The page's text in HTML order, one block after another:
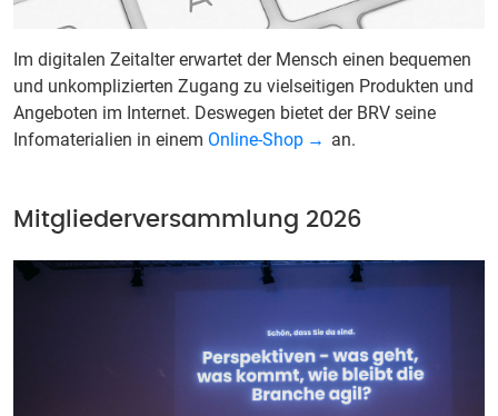
Im digitalen Zeitalter erwartet der Mensch einen bequemen
und unkomplizierten Zugang zu vielseitigen Produkten und
Angeboten im Internet. Deswegen bietet der BRV seine
Infomaterialien in einem Online-Shop an.
Mitgliederversammlung 2026